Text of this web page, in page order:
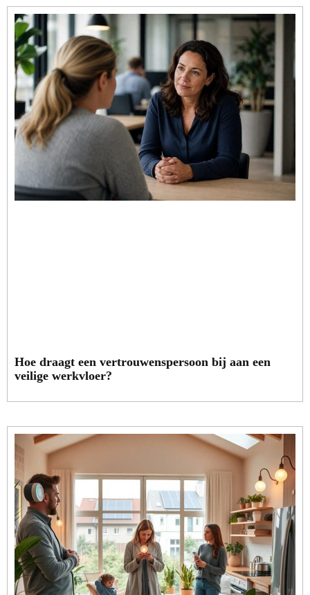
Hoe draagt een vertrouwenspersoon bij aan een
veilige werkvloer?